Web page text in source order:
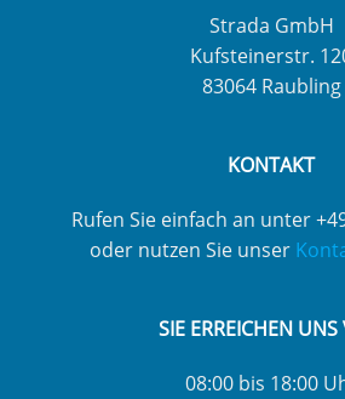
Strada GmbH
Kufsteinerstr.
83064 Raubling
KONTAKT
Rufen Sie einfach an unter
oder nutzen Sie unser
SIE ERREICHEN
08:00 bis 18:00